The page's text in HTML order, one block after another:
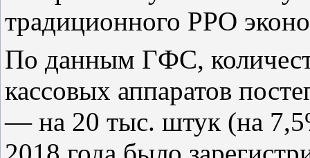
традиционного РРО
По данным ГФС,
кассовых аппаратов
— на 20 тыс. штук (на